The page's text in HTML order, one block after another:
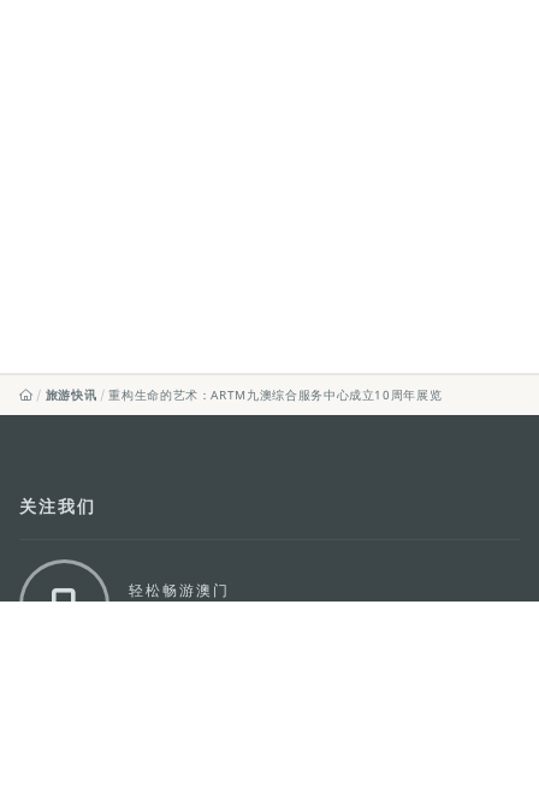
旅游快讯 重构生命的艺术：ARTM九澳综合服务中心成立10周年展览
关注我们
轻松畅游澳门